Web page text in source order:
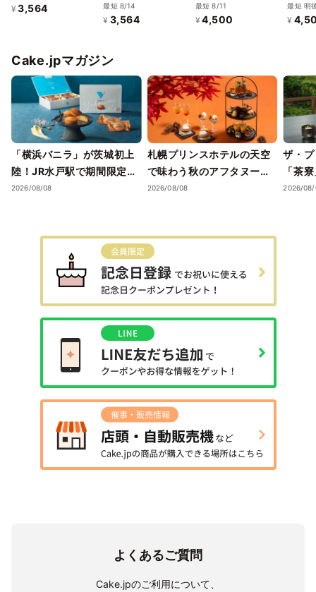
¥ 3,564
最短 8/14
¥ 3,564
最短 8/11
¥ 4,500
対応：
に、小
最短 明
¥
Cake.jpマガジン
「横浜バニラ」が茨城初上
陸！JR水戸駅で期間限定ポ
ップアップ開催
2026/08/08
札幌プリンスホテルの天空
で味わう秋のアフタヌーン
ティー「秋彩」
2026/08/08
ザ・
「茶
ンテ
2026/
よくあるご質問
Cake.jpのご利用について、